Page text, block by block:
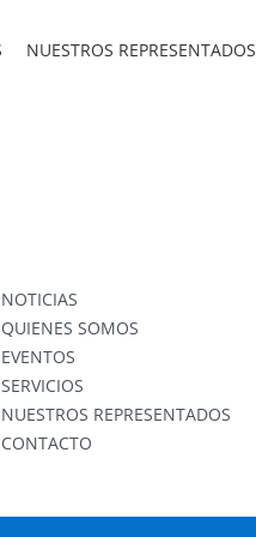
NUESTROS REPRESENTADOS
NOTICIAS
QUIENES SOMOS
EVENTOS
SERVICIOS
NUESTROS REPRESENTADOS
CONTACTO